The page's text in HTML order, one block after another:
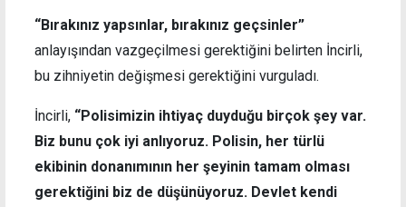
“Bırakınız yapsınlar, bırakınız geçsinler”
anlayışından vazgeçilmesi gerektiğini belirten İncirli,
bu zihniyetin değişmesi gerektiğini vurguladı.
İncirli, “Polisimizin ihtiyaç duyduğu birçok şey var.
Biz bunu çok iyi anlıyoruz. Polisin, her türlü
ekibinin donanımının her şeyinin tamam olması
gerektiğini biz de düşünüyoruz. Devlet kendi